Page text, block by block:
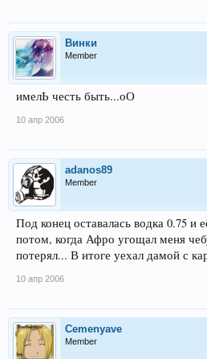
Винки
Member
имелЬ честь быть...оО
10 апр 2006
adanos89
Member
Под конец оставалась водка 0.75 и
потом, когда Афро угощал меня
потерял... В итоге уехал дамой с
10 апр 2006
Cemenyave
Member